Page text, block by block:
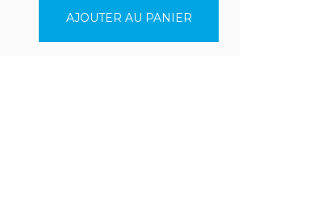
AJOUTER AU PANIER